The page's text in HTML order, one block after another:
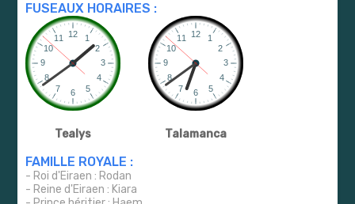
FUSEAUX HORAIRES :
Tealys Talamanca
FAMILLE ROYALE :
- Roi d'Eiraen : Rodan
- Reine d'Eiraen : Kiara